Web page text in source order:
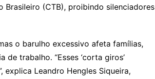
(CTB), proibindo silenciadores
o barulho excessivo afeta famílias,
trabalho. “Esses ‘corta giros’
Leandro Hengles Siqueira,